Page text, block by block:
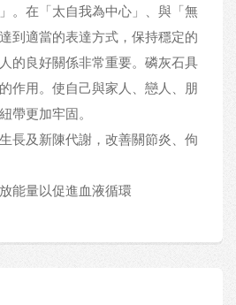
。在「太自我為中心」、與「無
到適當的表達方式，保持穩定的
的良好關係非常重要。磷灰石具
作用。使自己與家人、戀人、朋
帶更加牢固。
長及新陳代謝，改善關節炎、佝
能量以促進血液循環